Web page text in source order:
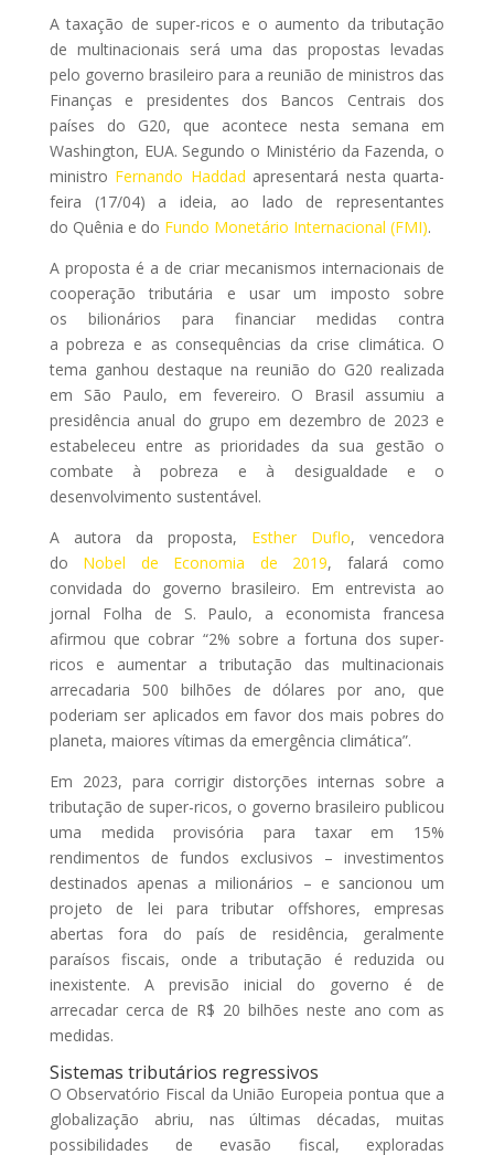
A taxação de super-ricos e o aumento da tributação
de multinacionais será uma das propostas levadas
pelo governo brasileiro para a reunião de ministros das
Finanças e presidentes dos Bancos Centrais dos
países do G20, que acontece nesta semana em
Washington, EUA. Segundo o Ministério da Fazenda, o
ministro Fernando Haddad apresentará nesta quarta-
feira (17/04) a ideia, ao lado de representantes
do Quênia e do Fundo Monetário Internacional (FMI).
A proposta é a de criar mecanismos internacionais de
cooperação tributária e usar um imposto sobre
os bilionários para financiar medidas contra
a pobreza e as consequências da crise climática. O
tema ganhou destaque na reunião do G20 realizada
em São Paulo, em fevereiro. O Brasil assumiu a
presidência anual do grupo em dezembro de 2023 e
estabeleceu entre as prioridades da sua gestão o
combate à pobreza e à desigualdade e o
desenvolvimento sustentável.
A autora da proposta, Esther Duflo, vencedora
do Nobel de Economia de 2019, falará como
convidada do governo brasileiro. Em entrevista ao
jornal Folha de S. Paulo, a economista francesa
afirmou que cobrar “2% sobre a fortuna dos super-
ricos e aumentar a tributação das multinacionais
arrecadaria 500 bilhões de dólares por ano, que
poderiam ser aplicados em favor dos mais pobres do
planeta, maiores vítimas da emergência climática”.
Em 2023, para corrigir distorções internas sobre a
tributação de super-ricos, o governo brasileiro publicou
uma medida provisória para taxar em 15%
rendimentos de fundos exclusivos – investimentos
destinados apenas a milionários – e sancionou um
projeto de lei para tributar offshores, empresas
abertas fora do país de residência, geralmente
paraísos fiscais, onde a tributação é reduzida ou
inexistente. A previsão inicial do governo é de
arrecadar cerca de R$ 20 bilhões neste ano com as
medidas.
Sistemas tributários regressivos
O Observatório Fiscal da União Europeia pontua que a
globalização abriu, nas últimas décadas, muitas
possibilidades de evasão fiscal, exploradas